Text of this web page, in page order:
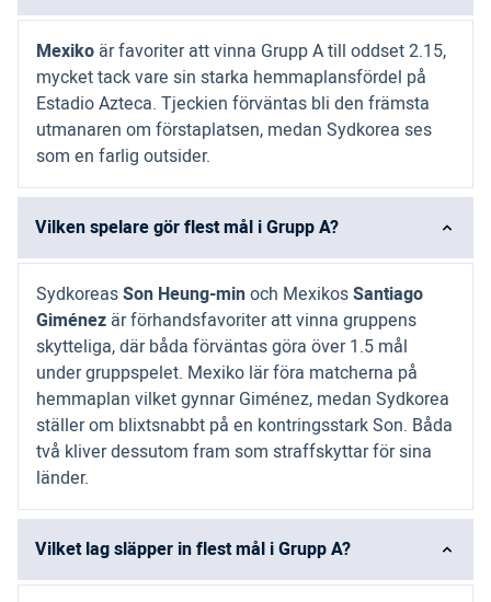
Mexiko är favoriter att vinna Grupp A till oddset 2.15,
mycket tack vare sin starka hemmaplansfördel på
Estadio Azteca. Tjeckien förväntas bli den främsta
utmanaren om förstaplatsen, medan Sydkorea ses
som en farlig outsider.
Vilken spelare gör flest mål i Grupp A?
SydkoreasSon Heung-minoch MexikosSantiago
Giménez är förhandsfavoriter att vinna gruppens
skytteliga, där båda förväntas göra över 1.5 mål
under gruppspelet. Mexiko lär föra matcherna på
hemmaplan vilket gynnar Giménez, medan Sydkorea
ställer om blixtsnabbt på en kontringsstark Son. Båda
två kliver dessutom fram som straffskyttar för sina
länder.
Vilket lag släpper in flest mål i Grupp A?